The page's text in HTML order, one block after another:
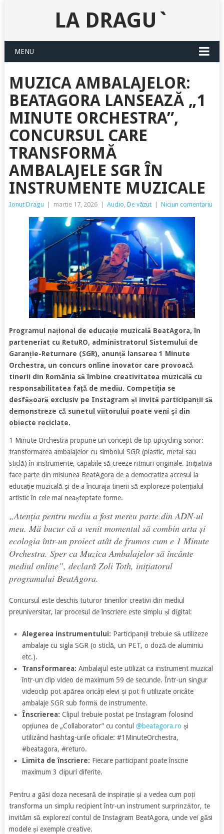
LA DRAGU`
MENU
MUZICA AMBALAJELOR:
BEATAGORA LANSEAZĂ „1
MINUTE ORCHESTRA”,
CONCURSUL CARE
TRANSFORMĂ
AMBALAJELE SGR ÎN
INSTRUMENTE MUZICALE
Ionut Dragu martie 17, 2026 Audio, De văzut Niciun comentariu
Programul național de educație muzicală BeatAgora, în
parteneriat cu RetuRO, administratorul Sistemului de
Garanție-Returnare (SGR), anunță lansarea 1 Minute
Orchestra, un concurs online inovator care provoacă
tinerii din România să îmbine creativitatea muzicală cu
responsabilitatea față de mediu. Competiția se
desfășoară exclusiv pe Instagram și invită participanții să
demonstreze că sunetul viitorului poate veni și din
obiecte reciclate.
1 Minute Orchestra propune un concept de tip upcycling sonor:
transformarea ambalajelor cu simbolul SGR (plastic, metal sau
sticlă) în instrumente, capabile să creeze ritmuri originale. Inițiativa
face parte din misiunea BeatAgora de a democratiza accesul la
educație muzicală și de a încuraja tinerii să exploreze potențialul
artistic în cele mai neașteptate forme.
„Atenția pentru mediu a fost mereu parte din ADN-ul
meu. Mă bucur că a venit momentul să combin arta și
ecologia într-un proiect atât de frumos cum e 1 Minute
Orchestra. Sper ca Muzica Ambalajelor să încânte
mediul online”, declară Zoli Toth, inițiatorul
programului BeatAgora.
Concursul este deschis tuturor tinerilor creativi din mediul
preuniversitar, iar procesul de înscriere este simplu și digital:
Alegerea instrumentului: Participanții trebuie să utilizeze
ambalaje cu sigla SGR (o sticlă, un PET, o doză de aluminiu
etc.).
Transformarea: Ambalajul este utilizat ca instrument muzical
într-un clip video de maximum 59 de secunde. Într-un singur
videoclip pot apărea oricâți elevi și pot fi utilizate oricâte
ambalaje SGR sub formă de instrumente.
Înscrierea: Clipul trebuie postat pe Instagram folosind
opțiunea de „Collaborator” cu contul @beatagora.ro și
utilizând hashtag-urile oficiale: #1MinuteOrchestra,
#beatagora, #returo.
Limita de înscriere: Fiecare participant poate înscrie
maximum 3 clipuri diferite.
Pentru a găsi doza necesară de inspirație și a vedea cum poți
transforma un simplu recipient într-un instrument surprinzător, te
invităm să explorezi contul de Instagram BeatAgora, unde vei găsi
modele și exemple creative.